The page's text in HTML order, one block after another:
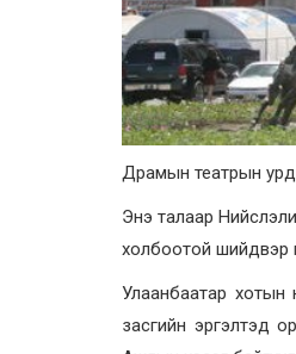
Драмын театрын
Энэ талаар
холбоотой шийдвэр
Улаанбаатар хотын
засгийн эргэлтэд